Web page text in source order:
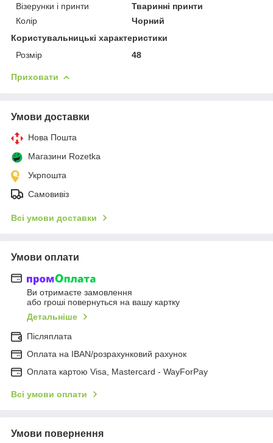
Візерунки і принти
Тваринні принти
Колір
Чорний
Користувальницькі характеристики
Розмір
48
Приховати
Умови доставки
Нова Пошта
Магазини Rozetka
Укрпошта
Самовивіз
Всі умови доставки
Умови оплати
Ви отримаєте замовлення
або гроші повернуться на вашу картку
Детальніше
Післяплата
Оплата на IBAN/розрахунковий рахунок
Оплата картою Visa, Mastercard - WayForPay
Всі умови оплати
Умови повернення